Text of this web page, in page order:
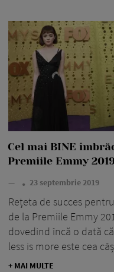
Cel mai BINE
Premiile Emmy
— 23 septembrie 2019
Rețeta de succes
de la Premiile Emmy
dovedind încă o dată
less is more este cea
+ MAI MULTE